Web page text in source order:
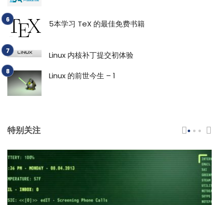
5本学习 TeX 的最佳免费书籍
Linux 内核补丁提交初体验
Linux 的前世今生 – 1
特别关注